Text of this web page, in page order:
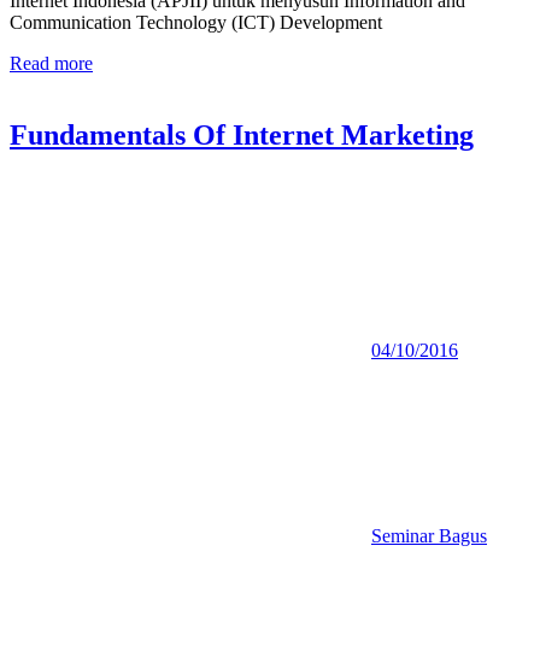
Communication Technology (ICT) Development
Read more
Fundamentals Of Internet Marketing
04/10/2016
Seminar Bagus